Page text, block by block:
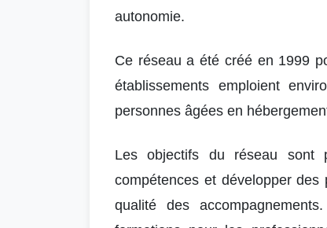
autonomie.
Ce réseau a été créé en 1999
établissements emploient
personnes âgées en
Les objectifs du réseau sont
compétences et développer
qualité des